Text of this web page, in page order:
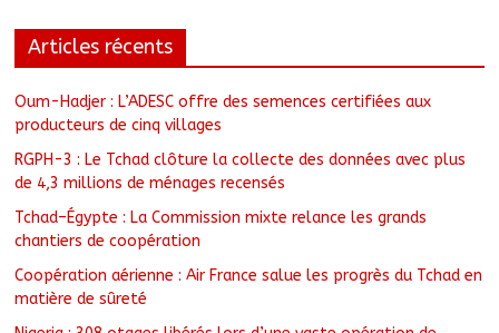
Articles récents
Oum-Hadjer : L’ADESC offre des semences certifiées aux
producteurs de cinq villages
RGPH-3 : Le Tchad clôture la collecte des données avec plus
de 4,3 millions de ménages recensés
Tchad–Égypte : La Commission mixte relance les grands
chantiers de coopération
Coopération aérienne : Air France salue les progrès du Tchad en
matière de sûreté